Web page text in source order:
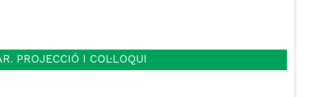
PROJECCIÓ I COL·LOQUI